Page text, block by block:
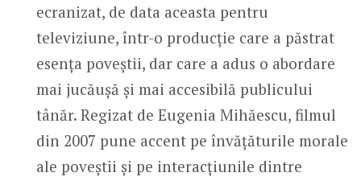
ecranizat, de data aceasta pentru
televiziune, într-o producție care a păstrat
esența poveștii, dar care a adus o abordare
mai jucăușă și mai accesibilă publicului
tânăr. Regizat de Eugenia Mihăescu, filmul
din 2007 pune accent pe învățăturile morale
ale poveștii și pe interacțiunile dintre